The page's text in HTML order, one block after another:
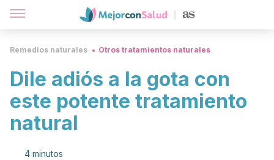
Remedios naturales Otros tratamientos naturales
Dile adiós a la gota con
este potente tratamiento
natural
4 minutos